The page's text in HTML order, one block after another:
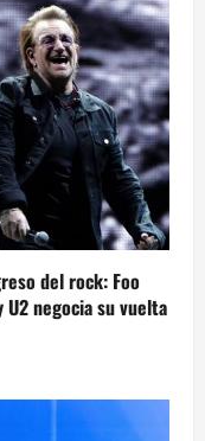
del rock: Foo
negocia su vuelta